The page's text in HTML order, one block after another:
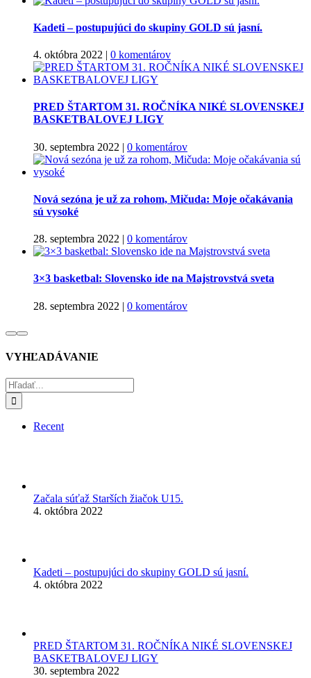
Kadeti – postupujúci do skupiny GOLD sú jasní.
4. októbra 2022 | 0 komentárov
PRED ŠTARTOM 31. ROČNÍKA NIKÉ SLOVENSKEJ
BASKETBALOVEJ LIGY
30. septembra 2022 | 0 komentárov
Nová sezóna je už za rohom, Mičuda: Moje očakávania
sú vysoké
28. septembra 2022 | 0 komentárov
3×3 basketbal: Slovensko ide na Majstrovstvá sveta
28. septembra 2022 | 0 komentárov
VYHĽADÁVANIE
Hľadať:
Recent
Začala súťaž Starších žiačok U15.
4. októbra 2022
Kadeti – postupujúci do skupiny GOLD sú jasní.
4. októbra 2022
PRED ŠTARTOM 31. ROČNÍKA NIKÉ SLOVENSKEJ
BASKETBALOVEJ LIGY
30. septembra 2022